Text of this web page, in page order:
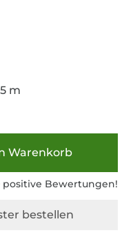
m
Warenkorb
positive Bewertungen!